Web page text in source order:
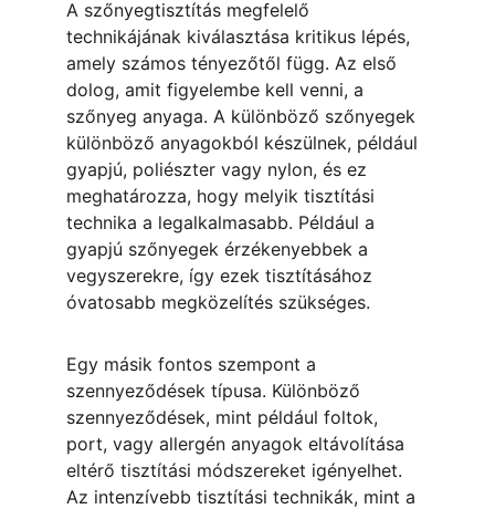
A szőnyegtisztítás megfelelő
technikájának kiválasztása kritikus lépés,
amely számos tényezőtől függ. Az első
dolog, amit figyelembe kell venni, a
szőnyeg anyaga. A különböző szőnyegek
különböző anyagokból készülnek, például
gyapjú, poliészter vagy nylon, és ez
meghatározza, hogy melyik tisztítási
technika a legalkalmasabb. Például a
gyapjú szőnyegek érzékenyebbek a
vegyszerekre, így ezek tisztításához
óvatosabb megközelítés szükséges.
Egy másik fontos szempont a
szennyeződések típusa. Különböző
szennyeződések, mint például foltok,
port, vagy allergén anyagok eltávolítása
eltérő tisztítási módszereket igényelhet.
Az intenzívebb tisztítási technikák, mint a